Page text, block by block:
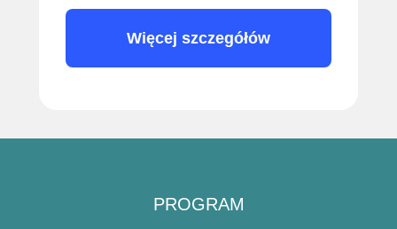
Więcej szczegółów
PROGRAM